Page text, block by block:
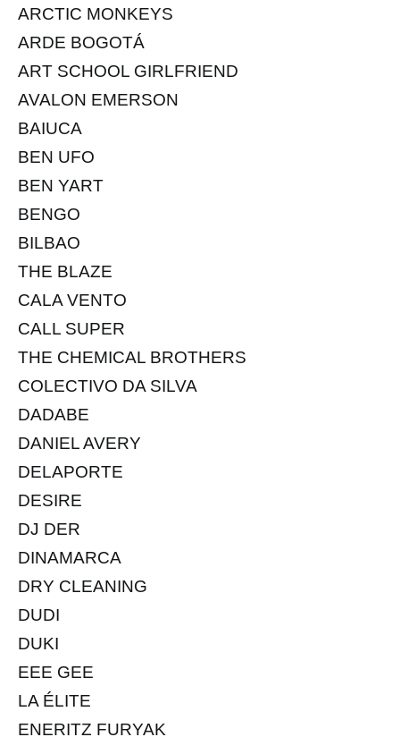
ARCTIC MONKEYS
ARDE BOGOTÁ
ART SCHOOL GIRLFRIEND
AVALON EMERSON
BAIUCA
BEN UFO
BEN YART
BENGO
BILBAO
THE BLAZE
CALA VENTO
CALL SUPER
THE CHEMICAL BROTHERS
COLECTIVO DA SILVA
DADABE
DANIEL AVERY
DELAPORTE
DESIRE
DJ DER
DINAMARCA
DRY CLEANING
DUDI
DUKI
EEE GEE
LA ÉLITE
ENERITZ FURYAK